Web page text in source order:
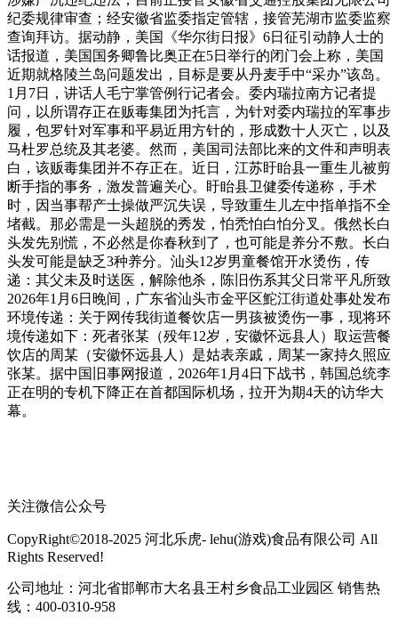
纪委规律审查；经安徽省监委指定管辖，接管芜湖市监委监察
查询拜访。据动静，美国《华尔街日报》6日征引动静人士的
话报道，美国国务卿鲁比奥正在5日举行的闭门会上称，美国
近期就格陵兰岛问题发出，目标是要从丹麦手中“采办”该岛。
1月7日，讲话人毛宁掌管例行记者会。委内瑞拉南方记者提
问，以所谓存正在贩毒集团为托言，为针对委内瑞拉的军事步
履，包罗针对军事和平易近用方针的，形成数十人灭亡，以及
马杜罗总统及其老婆。然而，美国司法部比来的文件和声明表
白，该贩毒集团并不存正在。近日，江苏盱眙县一重生儿被剪
断手指的事务，激发普遍关心。盱眙县卫健委传递称，手术
时，因当事帮产士操做严沉失误，导致重生儿左中指单指不全
堵截。那必需是一头超脱的秀发，怕秃怕白怕分叉。俄然长白
头发先别慌，不必然是你春秋到了，也可能是养分不敷。长白
头发可能是缺乏3种养分。汕头12岁男童餐馆开水烫伤，传
递：其父未及时送医，解除他杀，陈旧伤系其父日常平凡所致
2026年1月6日晚间，广东省汕头市金平区鮀江街道处事处发布
环境传递：关于网传我街道餐饮店一男孩被烫伤一事，现将环
境传递如下：死者张某（殁年12岁，安徽怀远县人）取运营餐
饮店的周某（安徽怀远县人）是姑表亲戚，周某一家持久照应
张某。据中国旧事网报道，2026年1月4日下战书，韩国总统李
正在明的专机下降正在首都国际机场，拉开为期4天的访华大
幕。
关注微信公众号
CopyRight©2018-2025 河北乐虎- lehu(游戏)食品有限公司 All
Rights Reserved!
公司地址：河北省邯郸市大名县王村乡食品工业园区 销售热
线：400-0310-958